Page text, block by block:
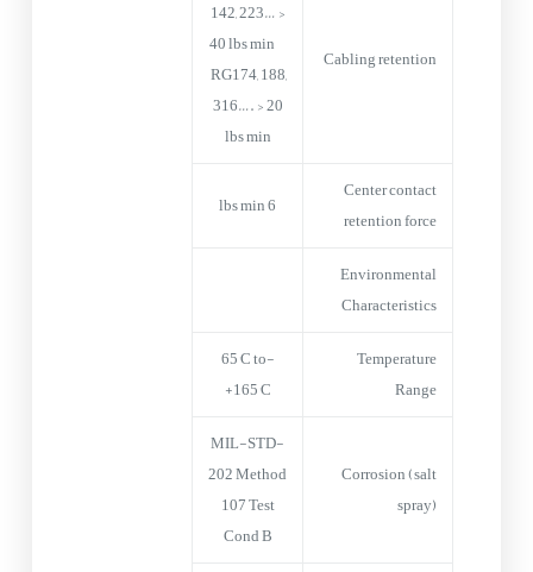
Cabling retention
142, 223… >
40 lbs min
RG174, 188,
316…. > 20
lbs min
Center contact
retention force
6 lbs min
Environmental
Characteristics
Temperature
Range
-65°C to
+165°C
Corrosion (salt
spray)
MIL-STD-
202 Method
107 Test
Cond B